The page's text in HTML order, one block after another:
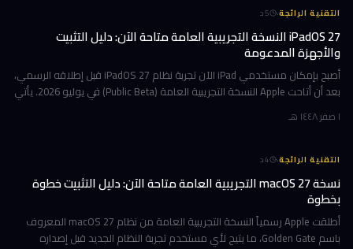
التقنية الرائجة·
5د
iPadOS 27 النسخة التجريبية العامة متاحة الآن: دليل التثبيت
والأجهزة المدعومة
أصبح بإمكان مستخدمي iPad الآن تجربة نظام iPadOS 27 قبل إطلاقه الرسمي،
بعد أن أتاحت Apple النسخة التجريبية العامة (Public Beta) في يوليو 2026. يأتي
١ صفر ١٤٤٨ هـ
التقنية الرائجة·
4د
نسخة macOS 27 التجريبية العامة متاحة الآن: دليل التثبيت خطوة
بخطوة
أطلقت Apple رسمياً النسخة التجريبية العامة من نظام macOS 27 المعروف
باسم Golden Gate، ما يتيح لأي مستخدم تجربة النظام الجديد قبل إصداره